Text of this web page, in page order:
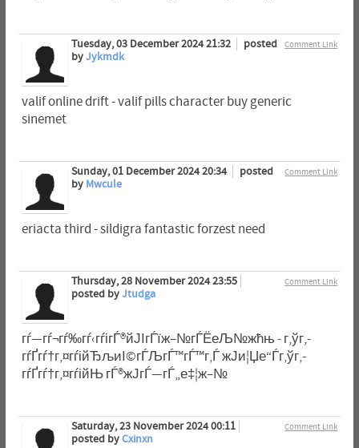
Comment Link
Tuesday, 03 December 2024 21:32
posted
byJykmdk
valif online drift - valif pills character buy generic
sinemet
Comment Link
Sunday, 01 December 2024 20:34
posted
by Mwcule
eriacta third - sildigra fantastic forzest need
Comment Link
Thursday, 28 November 2024 23:55
posted byJtudga
гѓ—гѓ¬гѓ‰гѓ‹гѓігЃ®йЈІгЃїж–№гЃЁеЉ№жћњ - г‚ўг‚­
гѓҐгѓ†г‚¤гѓійЂљиІ©гЃЉгЃ™гЃ™г‚Ѓ ж­Ји¦Џе“Ѓг‚ўг‚­
гѓҐгѓ†г‚¤гѓійЊ гЃ®ж­ЈгЃ—гЃ„е‡¦ж–№
Comment Link
Saturday, 23 November 2024 00:11
posted byCxinxn